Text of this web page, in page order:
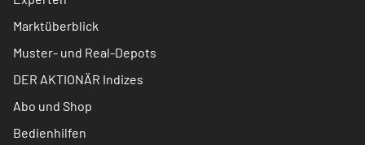
Marktüberblick
Muster- und Real-Depots
DER AKTIONÄR Indizes
Abo und Shop
Bedienhilfen